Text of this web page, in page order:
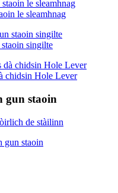
le sleamhnag
singilte
chidsin Hole Lever
gun staoin